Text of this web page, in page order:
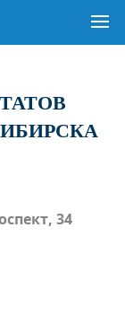
34